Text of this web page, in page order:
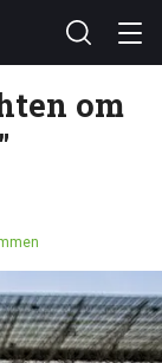
om